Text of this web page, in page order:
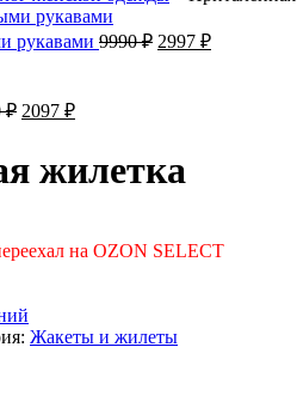
рукавами 9990₽ Первоначальная
2997 ₽Текущая
₽ Первоначальная
6990 ₽.
2097 ₽Текущая
жилетка
на OZON SELECT
Жакеты и жилеты